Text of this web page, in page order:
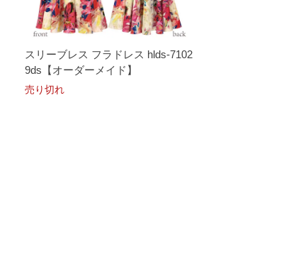
スリーブレス フラドレス hlds-7102
9ds【オーダーメイド】
売り切れ